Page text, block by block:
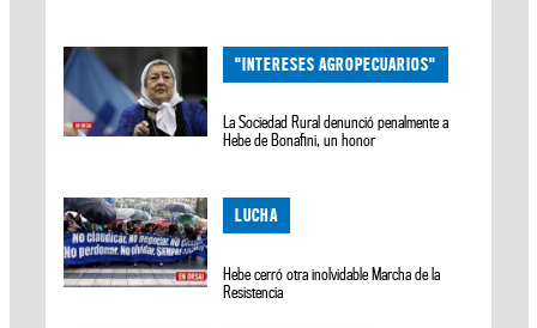
"INTERESES AGROPECUARIOS"
La Sociedad Rural denunció penalmente a
Hebe de Bonafini, un honor
LUCHA
Hebe cerró otra inolvidable Marcha de la
Resistencia